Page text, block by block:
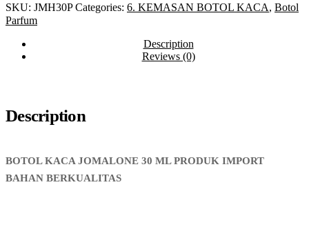
SKU: JMH30P Categories: 6. KEMASAN BOTOL KACA, Botol
Parfum
Description
Reviews (0)
Description
BOTOL KACA JOMALONE 30 ML PRODUK IMPORT
BAHAN BERKUALITAS